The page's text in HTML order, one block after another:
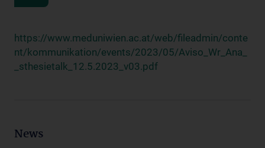
https://www.meduniwien.ac.at/web/fileadmin/conte
nt/kommunikation/events/2023/05/Aviso_Wr_Ana_
_sthesietalk_12.5.2023_v03.pdf
News